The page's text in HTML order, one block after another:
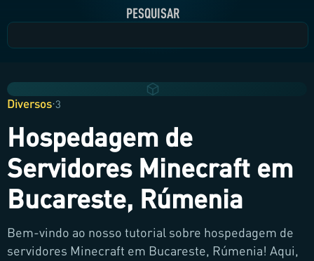
PESQUISAR
Diversos·3
Hospedagem de
Servidores Minecraft em
Bucareste, Rúmenia
Bem-vindo ao nosso tutorial sobre hospedagem de
servidores Minecraft em Bucareste, Rúmenia! Aqui,